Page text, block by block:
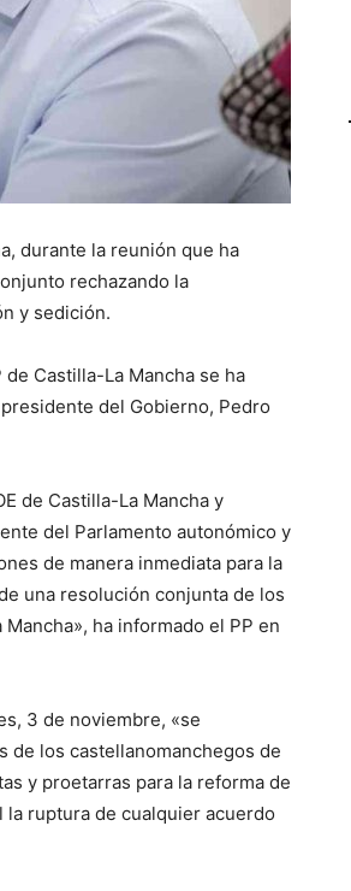
durante la reunión que ha
rechazando la
y sedición.
Castilla-La Mancha se ha
del Gobierno, Pedro
de Castilla-La Mancha y
del Parlamento autonómico y
de manera inmediata para la
una resolución conjunta de los
ha informado el PP en
3 de noviembre, «se
de los castellanomanchegos de
y proetarras para la reforma de
ruptura de cualquier acuerdo